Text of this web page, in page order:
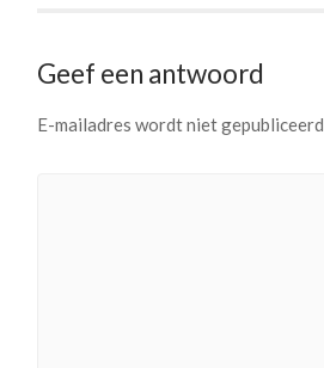
Geef een antwoord
E-mailadres wordt niet gepubliceerd